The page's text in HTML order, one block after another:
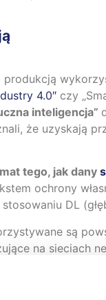
4.0″ czy
inteligencja”
że uzyskają
tego, jak dany
ochrony
DL
są
na sieciach